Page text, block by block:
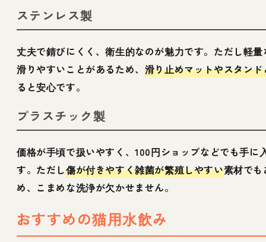
ステンレス製
丈夫で錆びにくく、衛生的なのが魅力です。ただし軽
滑りやすいことがあるため、 滑り止めマットやスタン
ると安心です。
プラスチック製
価格が手頃で扱いやすく、100円ショップなどでも手に
す。ただし傷が付きやすく雑菌が繁殖しやすい素材で
め、こまめな洗浄が欠かせません。
おすすめの猫用水飲み